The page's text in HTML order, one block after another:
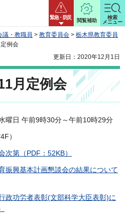
緊急・防災
閲覧補助
検索
メニュー
議・教職員 > 教育委員会 > 栃木県教育委員
例会
更新日：2020年12月1日
月定例会
曜日 午前9時30分～午前10時29分
）
次第（PDF：52KB）
振興基本計画懇談会の結果について
政功労者表彰(文部科学大臣表彰)に